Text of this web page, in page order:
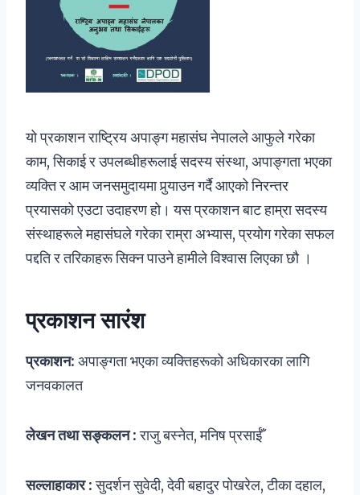
यो प्रकाशन राष्ट्रिय अपाङ्ग महासंघ नेपालले आफुले गरेका
काम, सिकाई र उपलब्धीहरूलाई सदस्य संस्था, अपाङ्गता भएका
व्यक्ति र आम जनसमुदायमा पुर्‍याउन गर्दै आएको निरन्तर
प्रयासको एउटा उदाहरण हो। यस प्रकाशन बाट हाम्रा सदस्य
संस्थाहरूले महासंघले गरेका राम्रा अभ्यास, प्रयोग गरेका सफल
पद्दति र तरिकाहरू सिक्न पाउने हामीले विश्वास लिएका छौ ।
प्रकाशन सारंश
प्रकाशन: अपाङ्गता भएका व्यक्तिहरूको अधिकारका लागि
जनवकालत
लेखन तथा सङ्कलन :राजु बस्नेत, मनिष प्रसाईँ
सल्लाहाकार :सुदर्शन सुवेदी, देवी बहादुर पोखरेल, टीका दहाल,